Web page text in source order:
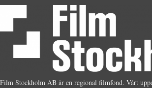
Film Stockholm AB är en regional filmfond. Vårt